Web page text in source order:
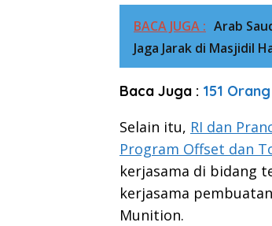
BACA JUGA : Arab
Jaga Jarak di Masjidil
Baca Juga : 151
Selain itu, RI dan
Program Offset dan
kerjasama di bidang
kerjasama
Munition.